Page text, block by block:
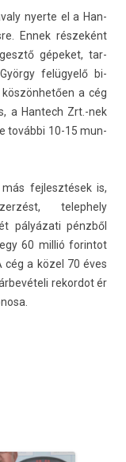
nyer­te el a Han­
Ennek részeként
gépeket, tar­
felügyelő bi­
a cég
a Han­tech Zrt.-nek
további 10-15 mun­
fej­lesztések is,
telep­he­ly
pályázati pénzből
60 millió forin­tot
a közel 70 éves
re­kor­dot ér